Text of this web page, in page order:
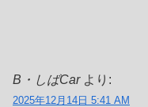
B・しばCar より:
2025年12月14日 5:41 AM